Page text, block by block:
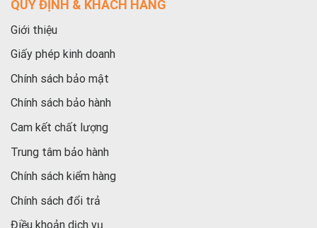
QUY ĐỊNH & KHÁCH HÀNG
Giới thiệu
Giấy phép kinh doanh
Chính sách bảo mật
Chính sách bảo hành
Cam kết chất lượng
Trung tâm bảo hành
Chính sách kiểm hàng
Chính sách đổi trả
Điều khoản dịch vụ